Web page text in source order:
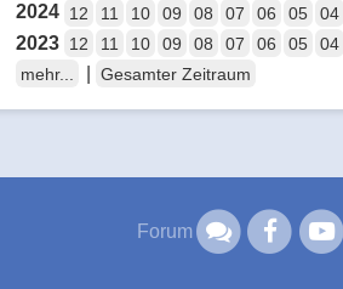
2024 12 11 10 09 08 07 06 05 04
2023 12 11 10 09 08 07 06 05 04
mehr...
Gesamter Zeitraum
Forum